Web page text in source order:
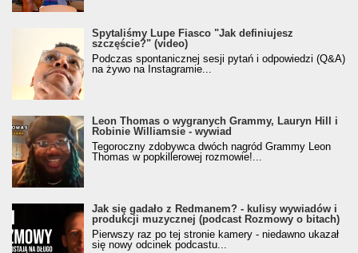
Spytaliśmy Lupe Fiasco "Jak definiujesz
szczęście?" (video)
Podczas spontanicznej sesji pytań i odpowiedzi (Q&A)
na żywo na Instagramie...
Leon Thomas o wygranych Grammy, Lauryn Hill i
Robinie Williamsie - wywiad
Tegoroczny zdobywca dwóch nagród Grammy Leon
Thomas w popkillerowej rozmowie!...
Jak się gadało z Redmanem? - kulisy wywiadów i
produkcji muzycznej (podcast Rozmowy o bitach)
Pierwszy raz po tej stronie kamery - niedawno ukazał
się nowy odcinek podcastu...